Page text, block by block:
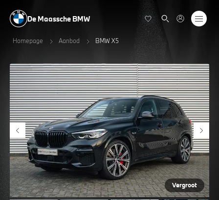
De Maassche BMW
Homepage Aanbod BMW X5
Vergroot